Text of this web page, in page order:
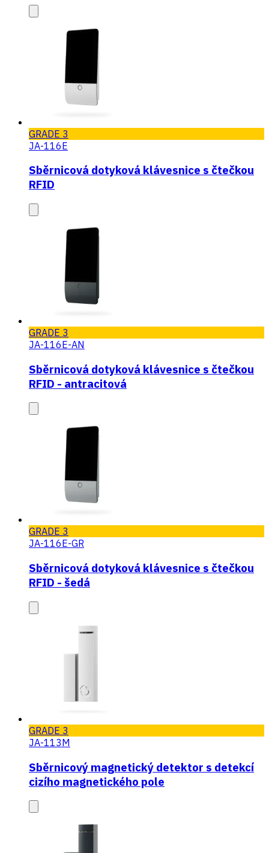
GRADE 3
JA-116E
Sběrnicová dotyková klávesnice s čtečkou
RFID
GRADE 3
JA-116E-AN
Sběrnicová dotyková klávesnice s čtečkou
RFID - antracitová
GRADE 3
JA-116E-GR
Sběrnicová dotyková klávesnice s čtečkou
RFID - šedá
GRADE 3
JA-113M
Sběrnicový magnetický detektor s detekcí
cizího magnetického pole